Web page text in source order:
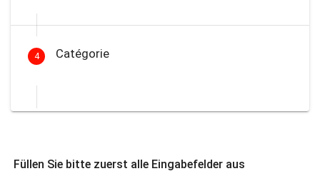
4 Catégorie
Füllen Sie bitte zuerst alle Eingabefelder aus